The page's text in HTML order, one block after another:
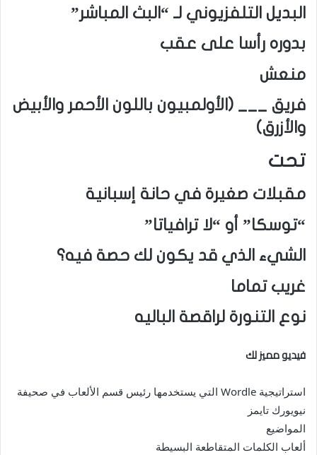
البديل التلفزيوني لـ “البث المباشر”
بدوره رأسا على عقب
منعش
فريق ___ (الأولمبيون باللون الأحمر والأبيض
والأزرق)
تحت
مقبلات صغيرة في حانة إسبانية
“توسكا” أو “لا ترافياتا”
الشيء الذي قد يكون لك حصة فيه؟
غريب تماما
نوع التنورة لراقصة الباليه
فيديو مميز لك
استراتيجية Wordle التي يستخدمها رئيس قسم الألعاب في صحيفة
نيويورك تايمز
المواضيع
ألعاب الكلمات المتقاطعة البسيطة